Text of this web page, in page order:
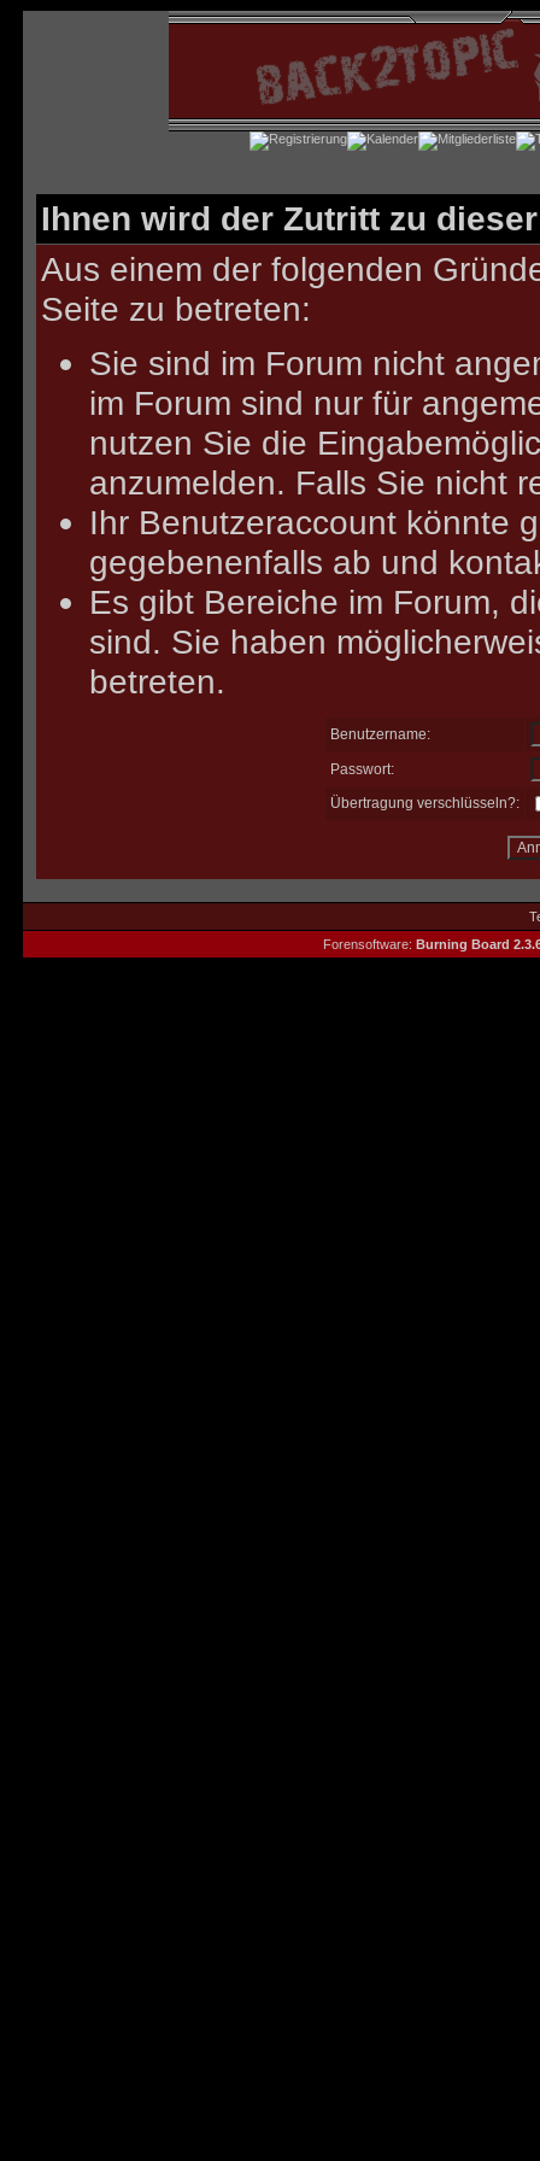
Ihnen wird der Zutritt zu
Aus einem der folgenden
Seite zu betreten:
Sie sind im Forum nicht
im Forum sind nur für
nutzen Sie die
anzumelden. Falls Sie nicht
Ihr Benutzeraccount könnte
gegebenenfalls ab und
Es gibt Bereiche im Forum,
sind. Sie haben
betreten.
Benutzername:
Passwort:
Übertragung verschlüsseln?:
Forensoftware: Burning Board